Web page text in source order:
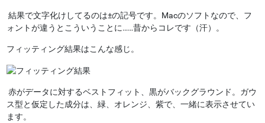
結果で文字化けしてるのは±の記号です。Macのソフトなので、フ
ォントが違うとこういうことに……昔からコレです（汗）。
フィッティング結果はこんな感じ。
赤がデータに対するベストフィット、黒がバックグラウンド。ガウ
ス型と仮定した成分は、緑、オレンジ、紫で、一緒に表示させてい
ます。